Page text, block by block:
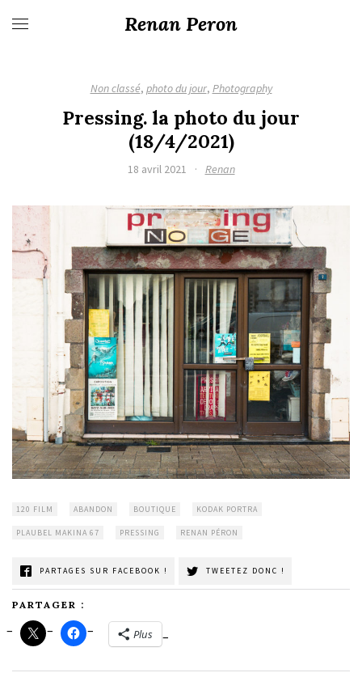
Renan Peron
Non classé, photo du jour, Photography
Pressing. la photo du jour
(18/4/2021)
18 avril 2021 · Renan
120 FILM ABANDON BOUTIQUE KODAK PORTRA
PLAUBEL MAKINA 67 PRESSING RENAN PÉRON
PARTAGES SUR FACEBOOK ! TWEETEZ DONC !
PARTAGER :
Plus